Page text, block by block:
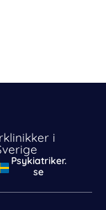
i
Psykiatriker.
se